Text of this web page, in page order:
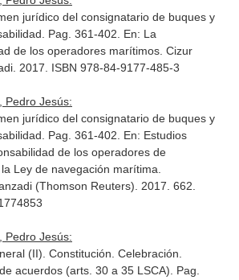
jurídico del consignatario de buques y
Pag. 361-402. En: La
de los operadores marítimos. Cizur
2017. ISBN 978-84-9177-485-3
Pedro Jesús:
jurídico del consignatario de buques y
Pag. 361-402. En: Estudios
de los operadores de
Ley de navegación marítima
(Thomson Reuters). 2017. 662.
Pedro Jesús:
(II). Constitución. Celebración.
acuerdos (arts. 30 a 35 LSCA). Pag.